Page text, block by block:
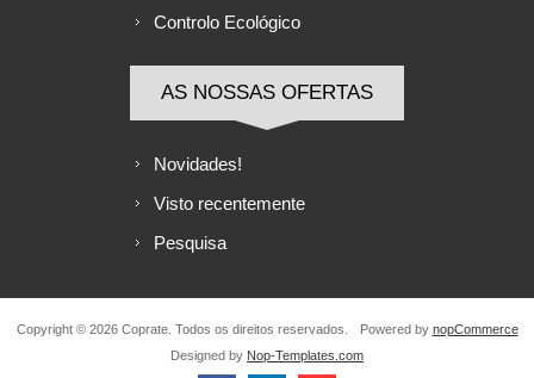
Controlo Ecológico
AS NOSSAS OFERTAS
Novidades!
Visto recentemente
Pesquisa
Copyright © 2026 Coprate. Todos os direitos reservados. Powered by nopCommerce
Designed by Nop-Templates.com